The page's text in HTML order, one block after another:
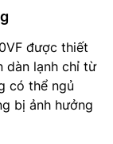
được thiết
dàn lạnh chỉ từ
có thể ngủ
bị ảnh hưởng